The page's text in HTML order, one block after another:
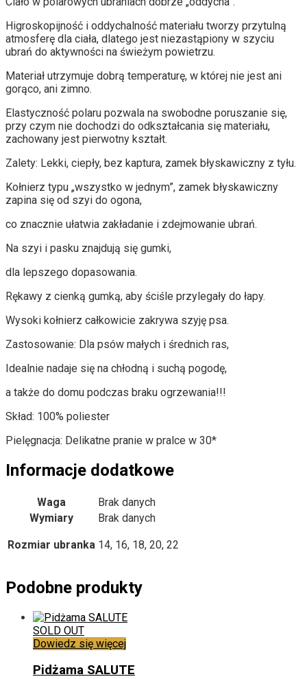
Higroskopijność i oddychalność materiału tworzy przytulną
atmosferę dla ciała, dlatego jest niezastąpiony w szyciu
ubrań do aktywności na świeżym powietrzu.
Materiał utrzymuje dobrą temperaturę, w której nie jest ani
gorąco, ani zimno.
Elastyczność polaru pozwala na swobodne poruszanie się,
przy czym nie dochodzi do odkształcania się materiału,
zachowany jest pierwotny kształt.
Zalety: Lekki, ciepły, bez kaptura, zamek błyskawiczny z tyłu.
Kołnierz typu „wszystko w jednym”, zamek błyskawiczny
zapina się od szyi do ogona,
co znacznie ułatwia zakładanie i zdejmowanie ubrań.
Na szyi i pasku znajdują się gumki,
dla lepszego dopasowania.
Rękawy z cienką gumką, aby ściśle przylegały do ​​łapy.
Wysoki kołnierz całkowicie zakrywa szyję psa.
Zastosowanie: Dla psów małych i średnich ras,
Idealnie nadaje się na chłodną i suchą pogodę,
a także do domu podczas braku ogrzewania!!!
Skład: 100% poliester
Pielęgnacja: Delikatne pranie w pralce w 30*
Informacje dodatkowe
Waga
Brak danych
Wymiary
Brak danych
Rozmiar ubranka 14, 16, 18, 20, 22
Podobne produkty
SOLD OUT
Dowiedz się więcej
Pidżama SALUTE